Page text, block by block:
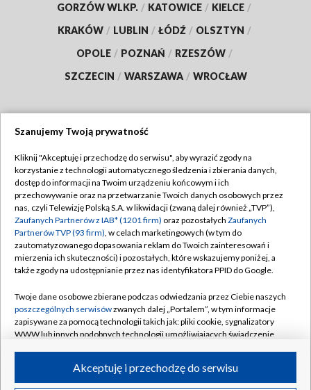
GORZÓW WLKP. / KATOWICE / KIELCE /
KRAKÓW / LUBLIN / ŁÓDŹ / OLSZTYN /
OPOLE / POZNAŃ / RZESZÓW /
SZCZECIN / WARSZAWA / WROCŁAW
TVP
Abonament TVP
Emisja w TVP
Centrum informacji TVP
Naziemna Telewizja Cyfrowa
Rada Programowa
System NOS
Informacje o nadawcy
Program dla prasy
Regulamin TVP
Polityka prywatności
Moje zgody
Pomoc
Kontakt
Kanały
Szanujemy Twoją prywatność
Kliknij "Akceptuję i przechodzę do serwisu", aby wyrazić zgody na
korzystanie z technologii automatycznego śledzenia i zbierania danych,
dostęp do informacji na Twoim urządzeniu końcowym i ich
przechowywanie oraz na przetwarzanie Twoich danych osobowych przez
nas, czyli Telewizję Polską S.A. w likwidacji (zwaną dalej również „TVP”),
Zaufanych Partnerów z IAB* (1201 firm) oraz pozostałych Zaufanych
Partnerów TVP (93 firm), w celach marketingowych (w tym do
zautomatyzowanego dopasowania reklam do Twoich zainteresowań i
mierzenia ich skuteczności) i pozostałych, które wskazujemy poniżej, a
także zgody na udostępnianie przez nas identyfikatora PPID do Google.
Twoje dane osobowe zbierane podczas odwiedzania przez Ciebie naszych
poszczególnych serwisówzwanych dalej „Portalem”, w tym informacje
zapisywane za pomocą technologii takich jak: pliki cookie, sygnalizatory
WWW lub innych podobnych technologii umożliwiających świadczenie
ruchu w Internecie.Akceptuję i przechodzę do serwisu